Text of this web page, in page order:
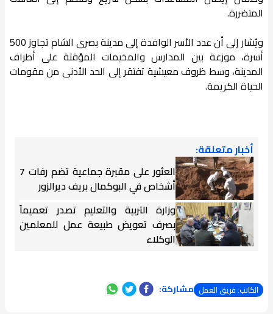
المتضررة.
ويُشار إلى أن عدد الأسر الوافدة إلى مدينة بصرى الشام تجاوز 500
أسرة، موزعة بين المدارس والمخيمات المؤقتة على أطراف
المدينة، وسط ظروف معيشية تفتقر إلى الحد الأدنى من مقومات
الحياة الكريمة.
أخبار متعلقة:
العثور على مقبرة جماعية تضم رفات 7
أشخاص في البوكمال بريف ديرالزور
وزارة التربية والتعليم تصدر تعميماً
بصرف تعويض طبيعة عمل للمعلمين
الوكلاء
الكاتب: فريق العمل مشاركة: